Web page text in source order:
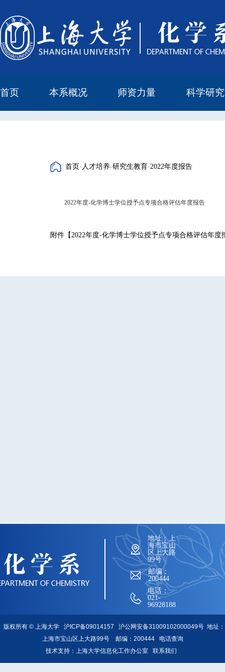
首页 本系概况 师资力量 科学研究
首页- 人才培养-研究生教育-2022年度报告
2022年度-化学博士学位授予点专项合格评估年度报告
附件【2022年度-化学博士学位授予点专项合格评估年度
地址：上
海市宝山
区上大路
99号
邮编：
200444
电话：
021-
96928188
版权所有 ©上海大学 沪ICP备09014157 沪公网安备31009102000049号地址：
上海市宝山区上大路99号 邮编：200444 电话查询
技术支持： 上海大学信息化工作办公室 联系我们